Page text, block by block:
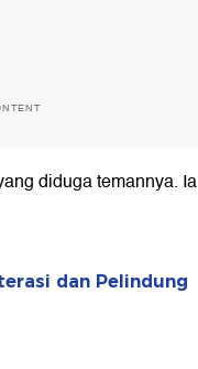
diduga temannya. Ia
dan Pelindung